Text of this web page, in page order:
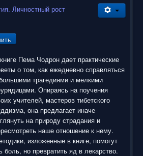
Личностный рост
Пема Чодрон дает практические
о том, как ежедневно справляться
трагедиями и мелкими
Опираясь на поучения
учителей, мастеров тибетского
она предлагает иначе
на природу страдания и
наше отношение к нему.
изложенные в книге, помогут
боль, но превратить яд в лекарство.